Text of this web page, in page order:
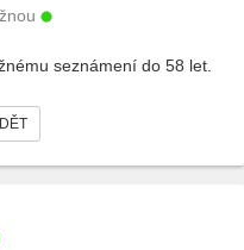
seznámení do 58 let.